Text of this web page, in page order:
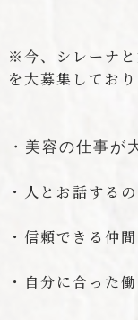
※今、シレーナ
を大募集してお
・美容の仕事が
・人とお話する
・信頼できる仲
・自分に合った